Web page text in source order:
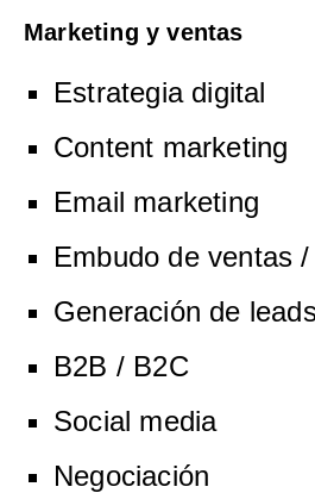
Marketing y ventas
Estrategia digital
Content marketing
Email marketing
Embudo de ventas
Generación de
B2B / B2C
Social media
Negociación